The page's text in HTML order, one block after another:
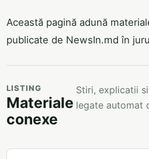
Această pagină adună
publicate de NewsIn.md în
LISTING
Materiale
conexe
Stiri, explicatii
legate automat